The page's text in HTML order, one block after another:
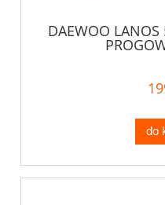
DAEWOO LANOS
do